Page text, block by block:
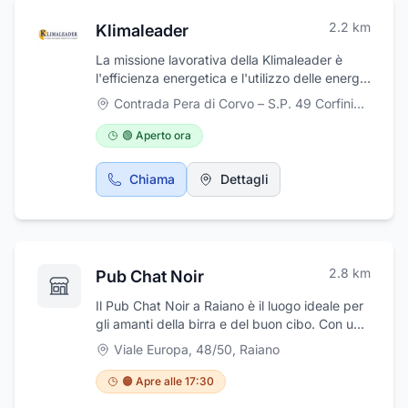
Klimaleader 2.2 km
La missione lavorativa della Klimaleader è
l'efficienza energetica e l'utilizzo delle energie
pulite e rinnovabili. Vendiamo e realizziamo
con un ottimo supporto professionale e
progettuale: impianti radianti sia in caldo che
in freddo (pavimento, soffitto, parete, radiart),
solare termico, fotovoltaico, servizi di
gestione e telecontrollo degli impianti.
Contrada Pera di Corvo – S.P. 49 Corfiniense
🟢 Aperto ora
Chiama Dettagli
Pub Chat Noir 2.8 km
Il Pub Chat Noir a Raiano è il luogo ideale per
gli amanti della birra e del buon cibo. Con una
selezione di birre artigianali in bottiglia ed alla
spina, tra cui la celebre Guinness, offre
un'esperienza unica.Accompagnate la vostra
bevanda con hamburger succulenti, panini
Viale Europa, 48/50, Raiano
🟠 Apre alle 17:30